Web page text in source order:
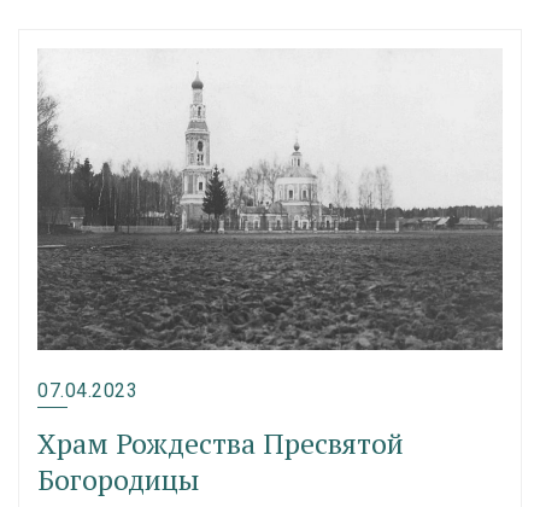
07.04.2023
Храм Рождества Пресвятой
Богородицы